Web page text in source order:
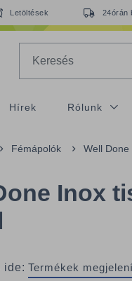
Letöltések 24órán
Hírek Rólunk
Fémápolók Well
Inox
ide: Termékek